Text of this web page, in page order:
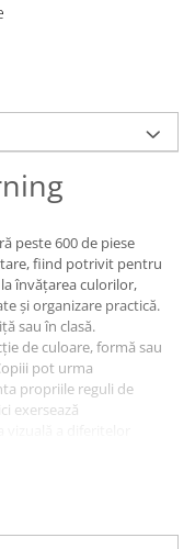
peste 600 de piese
fiind potrivit pentru
învățarea culorilor,
și organizare practică.
sau în clasă.
de culoare, formă sau
pot urma
propriile reguli de
exersează
6 boluri colorate, o
depozitat, iar lista